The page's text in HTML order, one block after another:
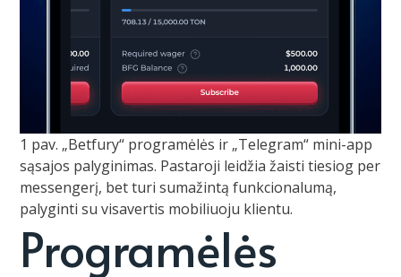
1 pav. „Betfury“ programėlės ir „Telegram“ mini-app
sąsajos palyginimas. Pastaroji leidžia žaisti tiesiog per
messengerį, bet turi sumažintą funkcionalumą,
palyginti su visavertis mobiliuoju klientu.
Programėlės